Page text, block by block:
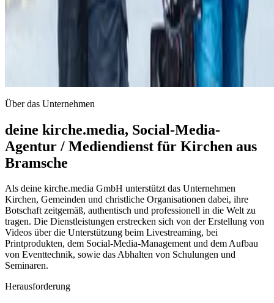
Über das Unternehmen
deine kirche.media, Social-Media-
Agentur / Mediendienst für Kirchen aus
Bramsche
Als deine kirche.media GmbH unterstützt das Unternehmen
Kirchen, Gemeinden und christliche Organisationen dabei, ihre
Botschaft zeitgemäß, authentisch und professionell in die Welt zu
tragen. Die Dienstleistungen erstrecken sich von der Erstellung von
Videos über die Unterstützung beim Livestreaming, bei
Printprodukten, dem Social-Media-Management und dem Aufbau
von Eventtechnik, sowie das Abhalten von Schulungen und
Seminaren.
Herausforderung